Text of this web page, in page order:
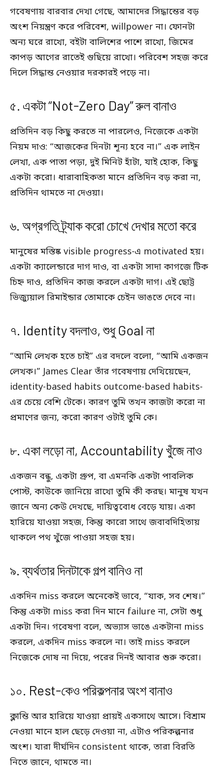
গবেষণায় বারবার দেখা গেছে, আমাদের সিদ্ধান্তের বড়
অংশ নিয়ন্ত্রণ করে পরিবেশ, willpower না। ফোনটা
অন্য ঘরে রাখো, বইটা বালিশের পাশে রাখো, জিমের
কাপড় আগের রাতেই গুছিয়ে রাখো। পরিবেশ সহজ করে
দিলে সিদ্ধান্ত নেওয়ার দরকারই পড়ে না।
৫. একটা “Not-Zero Day” রুল বানাও
প্রতিদিন বড় কিছু করতে না পারলেও, নিজেকে একটা
নিয়ম দাও: “আজকের দিনটা শূন্য হবে না।” এক লাইন
লেখা, এক পাতা পড়া, দুই মিনিট হাঁটা, যাই হোক, কিছু
একটা করো। ধারাবাহিকতা মানে প্রতিদিন বড় করা না,
প্রতিদিন থামতে না দেওয়া।
৬. অগ্রগতি ট্র্যাক করো চোখে দেখার মতো করে
মানুষের মস্তিষ্ক visible progress-এ motivated হয়।
একটা ক্যালেন্ডারে দাগ দাও, বা একটা সাদা কাগজে টিক
চিহ্ন দাও, প্রতিদিন কাজ করলে একটা দাগ। এই ছোট্ট
ভিজ্যুয়াল রিমাইন্ডার তোমাকে চেইন ভাঙতে দেবে না।
৭. Identity বদলাও, শুধু Goal না
“আমি লেখক হতে চাই” এর বদলে বলো, “আমি একজন
লেখক।” James Clear তাঁর গবেষণায় দেখিয়েছেন,
identity-based habits outcome-based habits-
এর চেয়ে বেশি টেকে। কারণ তুমি তখন কাজটা করো না
প্রমাণের জন্য, করো কারণ ওটাই তুমি কে।
৮. একা লড়ো না, Accountability খুঁজে নাও
একজন বন্ধু, একটা গ্রুপ, বা এমনকি একটা পাবলিক
পোস্ট, কাউকে জানিয়ে রাখো তুমি কী করছ। মানুষ যখন
জানে অন্য কেউ দেখছে, দায়িত্ববোধ বেড়ে যায়। একা
হারিয়ে যাওয়া সহজ, কিন্তু কারো সাথে জবাবদিহিতায়
থাকলে পথ খুঁজে পাওয়া সহজ হয়।
৯. ব্যর্থতার দিনটাকে গল্প বানিও না
একদিন miss করলে অনেকেই ভাবে, “যাক, সব শেষ।”
কিন্তু একটা miss করা দিন মানে failure না, সেটা শুধু
একটা দিন। গবেষণা বলে, অভ্যাস ভাঙে একটানা miss
করলে, একদিন miss করলে না। তাই miss করলে
নিজেকে দোষ না দিয়ে, পরের দিনই আবার শুরু করো।
১০. Rest-কেও পরিকল্পনার অংশ বানাও
ক্লান্তি আর হারিয়ে যাওয়া প্রায়ই একসাথে আসে। বিশ্রাম
নেওয়া মানে হাল ছেড়ে দেওয়া না, এটাও পরিকল্পনার
অংশ। যারা দীর্ঘদিন consistent থাকে, তারা বিরতি
নিতে জানে, থামতে না।